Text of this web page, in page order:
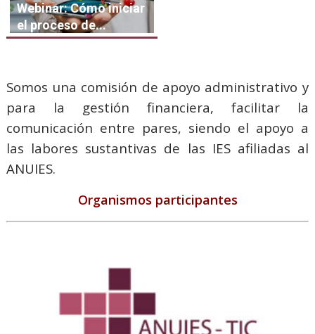
Webinar: Cómo iniciar
el proceso de...
Somos una comisión de apoyo administrativo y
para la gestión financiera, facilitar la
comunicación entre pares, siendo el apoyo a
las labores sustantivas de las IES afiliadas al
ANUIES.
Organismos participantes